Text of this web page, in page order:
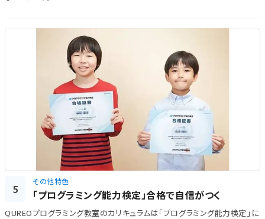
5
その他特色
「プログラミング能力検定」合格で自信がつく
QUREOプログラミング教室のカリキュラムは「プログラミング能力検定」に